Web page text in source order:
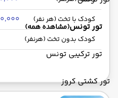
تور تونس(مشاهده همه)
تور ترکیبی تونس
تور کشتی کروز
کودک با تخت (هر نفر) ۲۷٬۹۹۰٬۰۰۰
کودک بدون تخت (هرنفر)